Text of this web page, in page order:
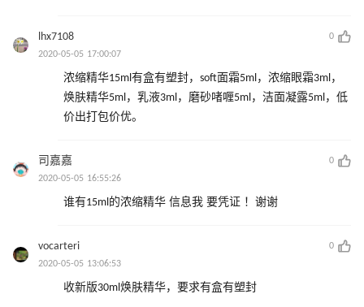
lhx7108
0
2020-05-05 17:00:07
浓缩精华15ml有盒有塑封，soft面霜5ml，浓缩眼霜3ml，
焕肤精华5ml，乳液3ml，磨砂啫喱5ml，洁面凝露5ml，低
价出打包价优。
司嘉嘉
0
2020-05-05 16:55:26
谁有15ml的浓缩精华 信息我 要凭证 ！谢谢
vocarteri
0
2020-05-05 13:06:53
收新版30ml焕肤精华，要求有盒有塑封